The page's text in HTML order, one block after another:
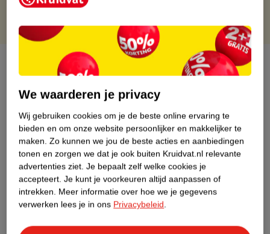
Over dit product
Productinformatie
Etiketinformatie
Nature Impact Score
Dit product heeft (nog) geen Nature
Impact Score.
Meer informatie
We waarderen je privacy
Wij gebruiken cookies om je de beste online ervaring te
bieden en om onze website persoonlijker en makkelijker te
maken. Zo kunnen we jou de beste acties en aanbiedingen
tonen en zorgen we dat je ook buiten Kruidvat.nl relevante
advertenties ziet. Je bepaalt zelf welke cookies je
accepteert. Je kunt je voorkeuren altijd aanpassen of
intrekken. Meer informatie over hoe we je gegevens
verwerken lees je in ons Privacybeleid.